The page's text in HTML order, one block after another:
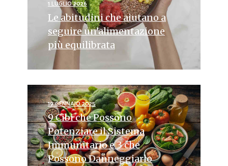
1 LUGLIO 2026
Le abitudini che aiutano a
seguire un’alimentazione
più equilibrata
19 GENNAIO 2025
9 Cibi che Possono
Potenziare il Sistema
Immunitario e 3 che
Possono Danneggiarlo